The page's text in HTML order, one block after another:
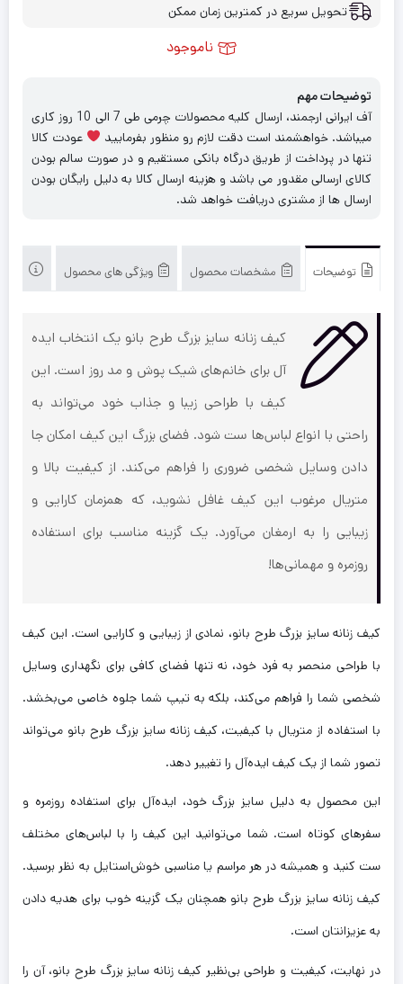
تحویل سریع در کمترین زمان ممکن
ناموجود
توضیحات مهم
آف ایرانی ارجمند، ارسال کلیه محصولات چرمی طی 7 الی 10 روز کاری
میباشد. خواهشمند است دقت لازم رو منظور بفرمایید
عودت کالا
تنها در پرداخت از طریق درگاه بانکی مستقیم و در صورت سالم بودن
کالای ارسالی مقدور می باشد و هزینه ارسال کالا به دلیل رایگان بودن
ارسال ها از مشتری دریافت خواهد شد.
توضیحات مشخصات محصول ویژگی های محصول
کیف زنانه سایز بزرگ طرح بانو یک انتخاب ایده
آل برای خانم‌های شیک پوش و مد روز است. این
کیف با طراحی زیبا و جذاب خود می‌تواند به
راحتی با انواع لباس‌ها ست شود. فضای بزرگ این کیف امکان جا
دادن وسایل شخصی ضروری را فراهم می‌کند. از کیفیت بالا و
متریال مرغوب این کیف غافل نشوید، که همزمان کارایی و
زیبایی را به ارمغان می‌آورد. یک گزینه مناسب برای استفاده
روزمره و مهمانی‌ها!
کیف زنانه سایز بزرگ طرح بانو، نمادی از زیبایی و کارایی است. این کیف
با طراحی منحصر به فرد خود، نه تنها فضای کافی برای نگهداری وسایل
شخصی شما را فراهم می‌کند، بلکه به تیپ شما جلوه خاصی می‌بخشد.
با استفاده از متریال با کیفیت، کیف زنانه سایز بزرگ طرح بانو می‌تواند
تصور شما از یک کیف ایده‌آل را تغییر دهد.
این محصول به دلیل سایز بزرگ خود، ایده‌آل برای استفاده روزمره و
سفرهای کوتاه است. شما می‌توانید این کیف را با لباس‌های مختلف
ست کنید و همیشه در هر مراسم یا مناسبی خوش‌استایل به نظر برسید.
کیف زنانه سایز بزرگ طرح بانو همچنان یک گزینه خوب برای هدیه دادن
به عزیزانتان است.
در نهایت، کیفیت و طراحی بی‌نظیر کیف زنانه سایز بزرگ طرح بانو، آن را